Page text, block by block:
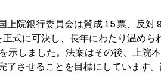
上院銀行委員会は賛成 15 票、反
式に可決し、長年にわたり温め
示しました。法案はその後、上院
了させることを目標にしています